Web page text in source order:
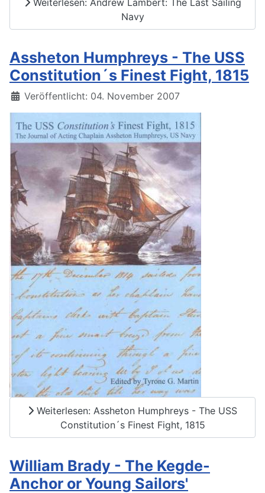
Navy
Assheton Humphreys - The USS
Constitution´s Finest Fight, 1815
Details
Veröffentlicht: 04. November 2007
Weiterlesen: Assheton Humphreys - The USS
Constitution´s Finest Fight, 1815
William Brady - The Kegde-
Anchor or Young Sailors'